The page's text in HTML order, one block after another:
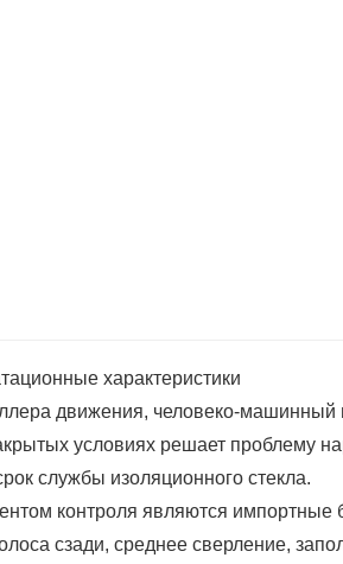
характеристики
движения, человеко-машинный
условиях решает проблему
службы изоляционного стекла.
контроля являются импортные
сзади, среднее сверление,